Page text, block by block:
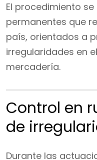
El procedimiento
permanentes que
país, orientados a
irregularidades en
mercadería.
Control en
de
Durante las